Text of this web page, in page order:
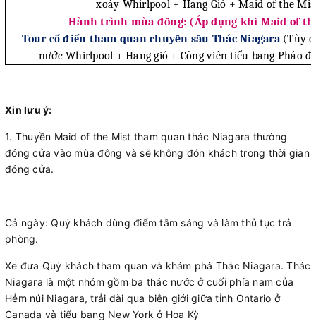
xoáy Whirlpool + Hang Gió + Maid of the
Hành trình mùa đông: (Áp dụng khi Maid of
Tour cổ điển tham quan chuyên sâu Thác Niagara (Tùy
nước Whirlpool + Hang gió + Công viên tiểu bang Pháo
Xin lưu ý:
1. Thuyền Maid of the Mist tham quan thác Niagara thường
đóng cửa vào mùa đông và sẽ không đón khách trong thời gian
đóng cửa.
Cả ngày: Quý khách dùng điểm tâm sáng và làm thủ tục trả
phòng.
Xe đưa Quý khách tham quan và khám phá Thác Niagara. Thác
Niagara là một nhóm gồm ba thác nước ở cuối phía nam của
Hẻm núi Niagara, trải dài qua biên giới giữa tỉnh Ontario ở
Canada và tiểu bang New York ở Hoa Kỳ